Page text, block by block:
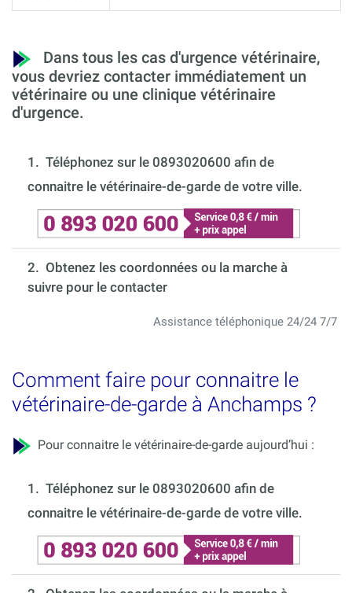
Dans tous les cas d'urgence vétérinaire,
vous devriez contacter immédiatement un
vétérinaire ou une clinique vétérinaire
d'urgence.
1. Téléphonez sur le 0893020600 afin de
connaitre le vétérinaire-de-garde de votre ville.
2. Obtenez les coordonnées ou la marche à
suivre pour le contacter
Assistance téléphonique 24/24 7/7
Comment faire pour connaitre le
vétérinaire-de-garde à Anchamps ?
Pour connaitre le vétérinaire-de-garde aujourd’hui :
1. Téléphonez sur le 0893020600 afin de
connaitre le vétérinaire-de-garde de votre ville.